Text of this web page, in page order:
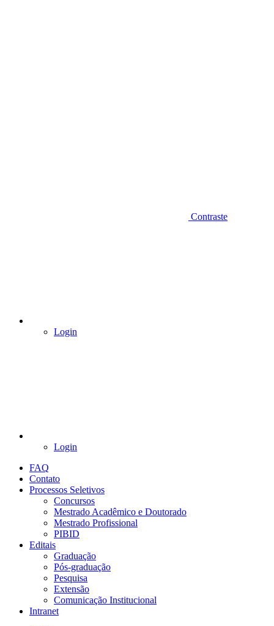
Contraste
Login
Login
FAQ
Contato
Processos Seletivos
Concursos
Mestrado Acadêmico e Doutorado
Mestrado Profissional
PIBID
Editais
Graduação
Pós-graduação
Pesquisa
Extensão
Comunicação Institucional
Intranet